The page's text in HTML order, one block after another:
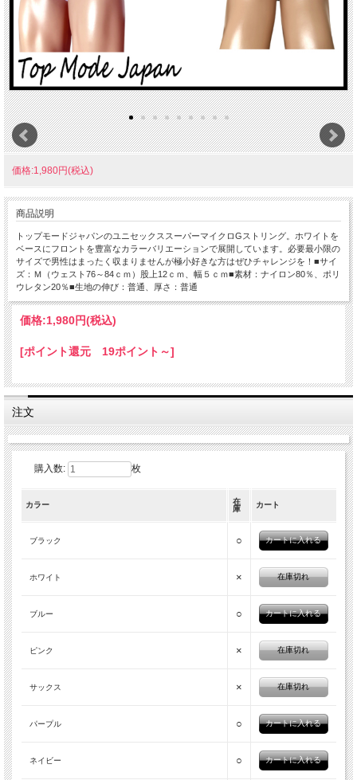
価格:1,980円(税込)
商品説明
トップモードジャパンのユニセックススーパーマイクロGストリング。ホワイトを
ベースにフロントを豊富なカラーバリエーションで展開しています。必要最小限の
サイズで男性はまったく収まりませんが極小好きな方はぜひチャレンジを！■サイ
ズ：Ｍ（ウェスト76～84ｃｍ）股上12ｃｍ、幅５ｃｍ■素材：ナイロン80％、ポリ
ウレタン20％■生地の伸び：普通、厚さ：普通
価格:1,980円(税込)
[ポイント還元 19ポイント～]
注文
購入数: 枚
カラー
在
庫
カート
ブラック ○
ホワイト × 在庫切れ
ブルー ○
ピンク × 在庫切れ
サックス × 在庫切れ
パープル ○
ネイビー ○